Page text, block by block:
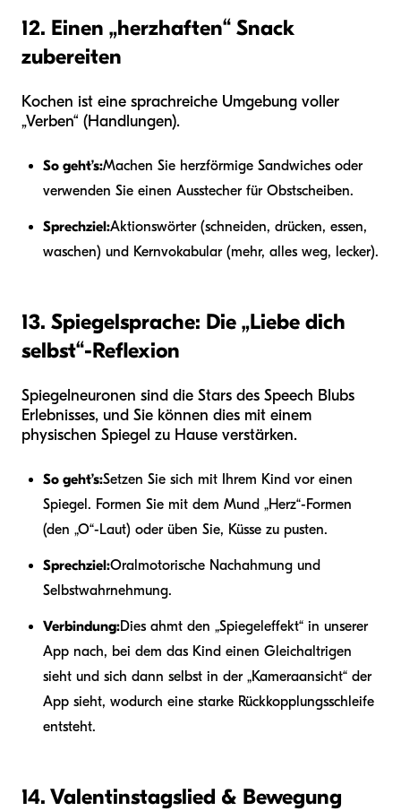
12. Einen „herzhaften“ Snack
zubereiten
Kochen ist eine sprachreiche Umgebung voller
„Verben“ (Handlungen).
So geht’s:Machen Sie herzförmige Sandwiches oder
verwenden Sie einen Ausstecher für Obstscheiben.
Sprechziel:Aktionswörter (schneiden, drücken, essen,
waschen) und Kernvokabular (mehr, alles weg, lecker).
13. Spiegelsprache: Die „Liebe dich
selbst“-Reflexion
Spiegelneuronen sind die Stars des Speech Blubs
Erlebnisses, und Sie können dies mit einem
physischen Spiegel zu Hause verstärken.
So geht’s:Setzen Sie sich mit Ihrem Kind vor einen
Spiegel. Formen Sie mit dem Mund „Herz“-Formen
(den „O“-Laut) oder üben Sie, Küsse zu pusten.
Sprechziel:Oralmotorische Nachahmung und
Selbstwahrnehmung.
Verbindung:Dies ahmt den „Spiegeleffekt“ in unserer
App nach, bei dem das Kind einen Gleichaltrigen
sieht und sich dann selbst in der „Kameraansicht“ der
App sieht, wodurch eine starke Rückkopplungsschleife
entsteht.
14. Valentinstagslied & Bewegung